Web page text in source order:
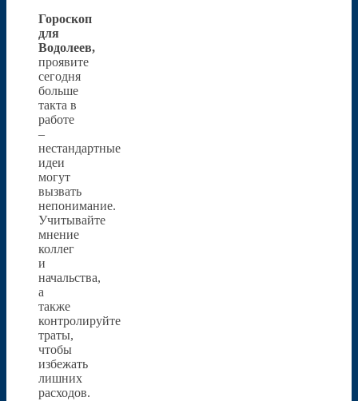
Гороскоп
для
Водолеев,
проявите
сегодня
больше
такта в
работе
–
нестандартные
идеи
могут
вызвать
непонимание.
Учитывайте
мнение
коллег
и
начальства,
а
также
контролируйте
траты,
чтобы
избежать
лишних
расходов.